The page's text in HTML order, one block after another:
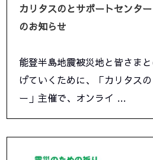
カリタスのとサポートセンタ
のお知らせ
能登半島地震被災地と皆さま
げていくために、「カリタス
ー」主催で、オンライ …